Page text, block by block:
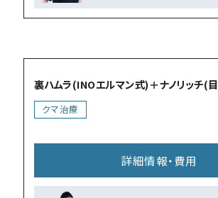
裏ハムラ(INOエルマン式)＋ナノリッチ(
クマ治療
詳細情報・費⽤